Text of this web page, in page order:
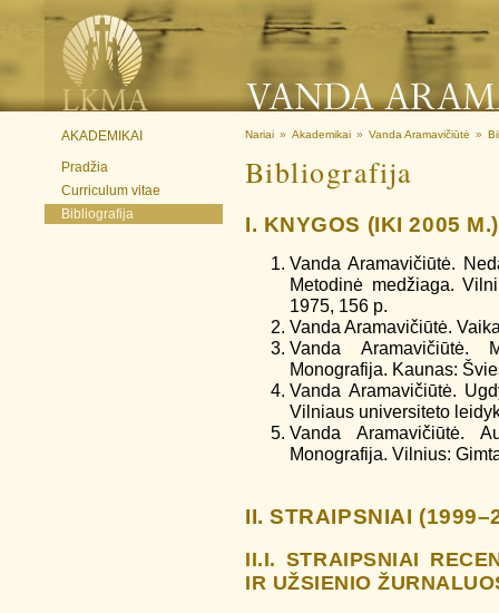
AKADEMIKAI
Pradžia
Curriculum vitae
Bibliografija
Nariai » Akademikai » Vanda Aramavičiūtė »
Bibliografija
I. KNYGOS (IKI 2005 M.)
Vanda Aramavičiūtė.
Metodinė medžiaga.
1975, 156 p.
Vanda Aramavičiūtė.
Vanda Aramavičiūtė.
Monografija. Kaunas:
Vanda Aramavičiūtė.
Vilniaus universiteto
Vanda Aramavičiūtė.
Monografija. Vilnius:
II. STRAIPSNIAI
II.I. STRAIPSNIAI
IR UŽSIENIO